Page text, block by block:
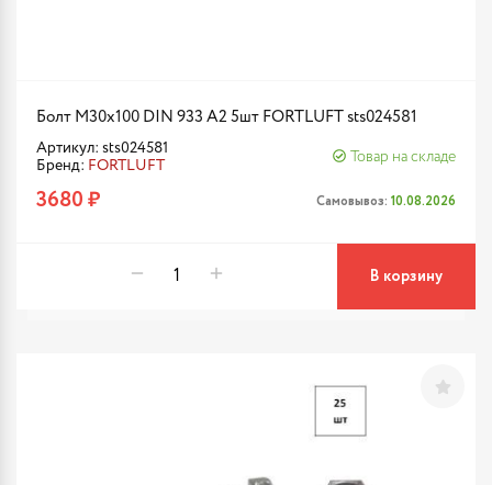
Болт М30х100 DIN 933 A2 5шт FORTLUFT sts024581
Артикул: sts024581
Бренд: FORTLUFT
Товар на складе
3680 ₽ Самовывоз: 10.08.2026
В корзину